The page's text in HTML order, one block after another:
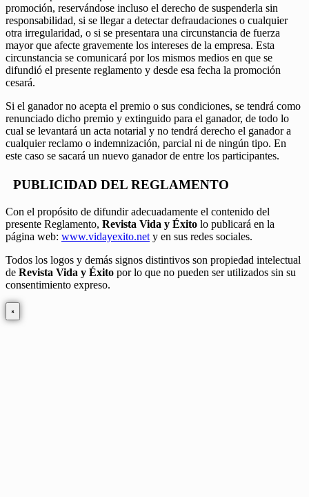
promoción, reservándose incluso el derecho de suspenderla sin
responsabilidad, si se llegar a detectar defraudaciones o cualquier
otra irregularidad, o si se presentara una circunstancia de fuerza
mayor que afecte gravemente los intereses de la empresa. Esta
circunstancia se comunicará por los mismos medios en que se
difundió el presente reglamento y desde esa fecha la promoción
cesará.
Si el ganador no acepta el premio o sus condiciones, se tendrá como
renunciado dicho premio y extinguido para el ganador, de todo lo
cual se levantará un acta notarial y no tendrá derecho el ganador a
cualquier reclamo o indemnización, parcial ni de ningún tipo. En
este caso se sacará un nuevo ganador de entre los participantes.
PUBLICIDAD DEL REGLAMENTO
Con el propósito de difundir adecuadamente el contenido del
presente Reglamento, Revista Vida y Éxito lo publicará en la
página web: www.vidayexito.net y en sus redes sociales.
Todos los logos y demás signos distintivos son propiedad intelectual
de Revista Vida y Éxito por lo que no pueden ser utilizados sin su
consentimiento expreso.
×